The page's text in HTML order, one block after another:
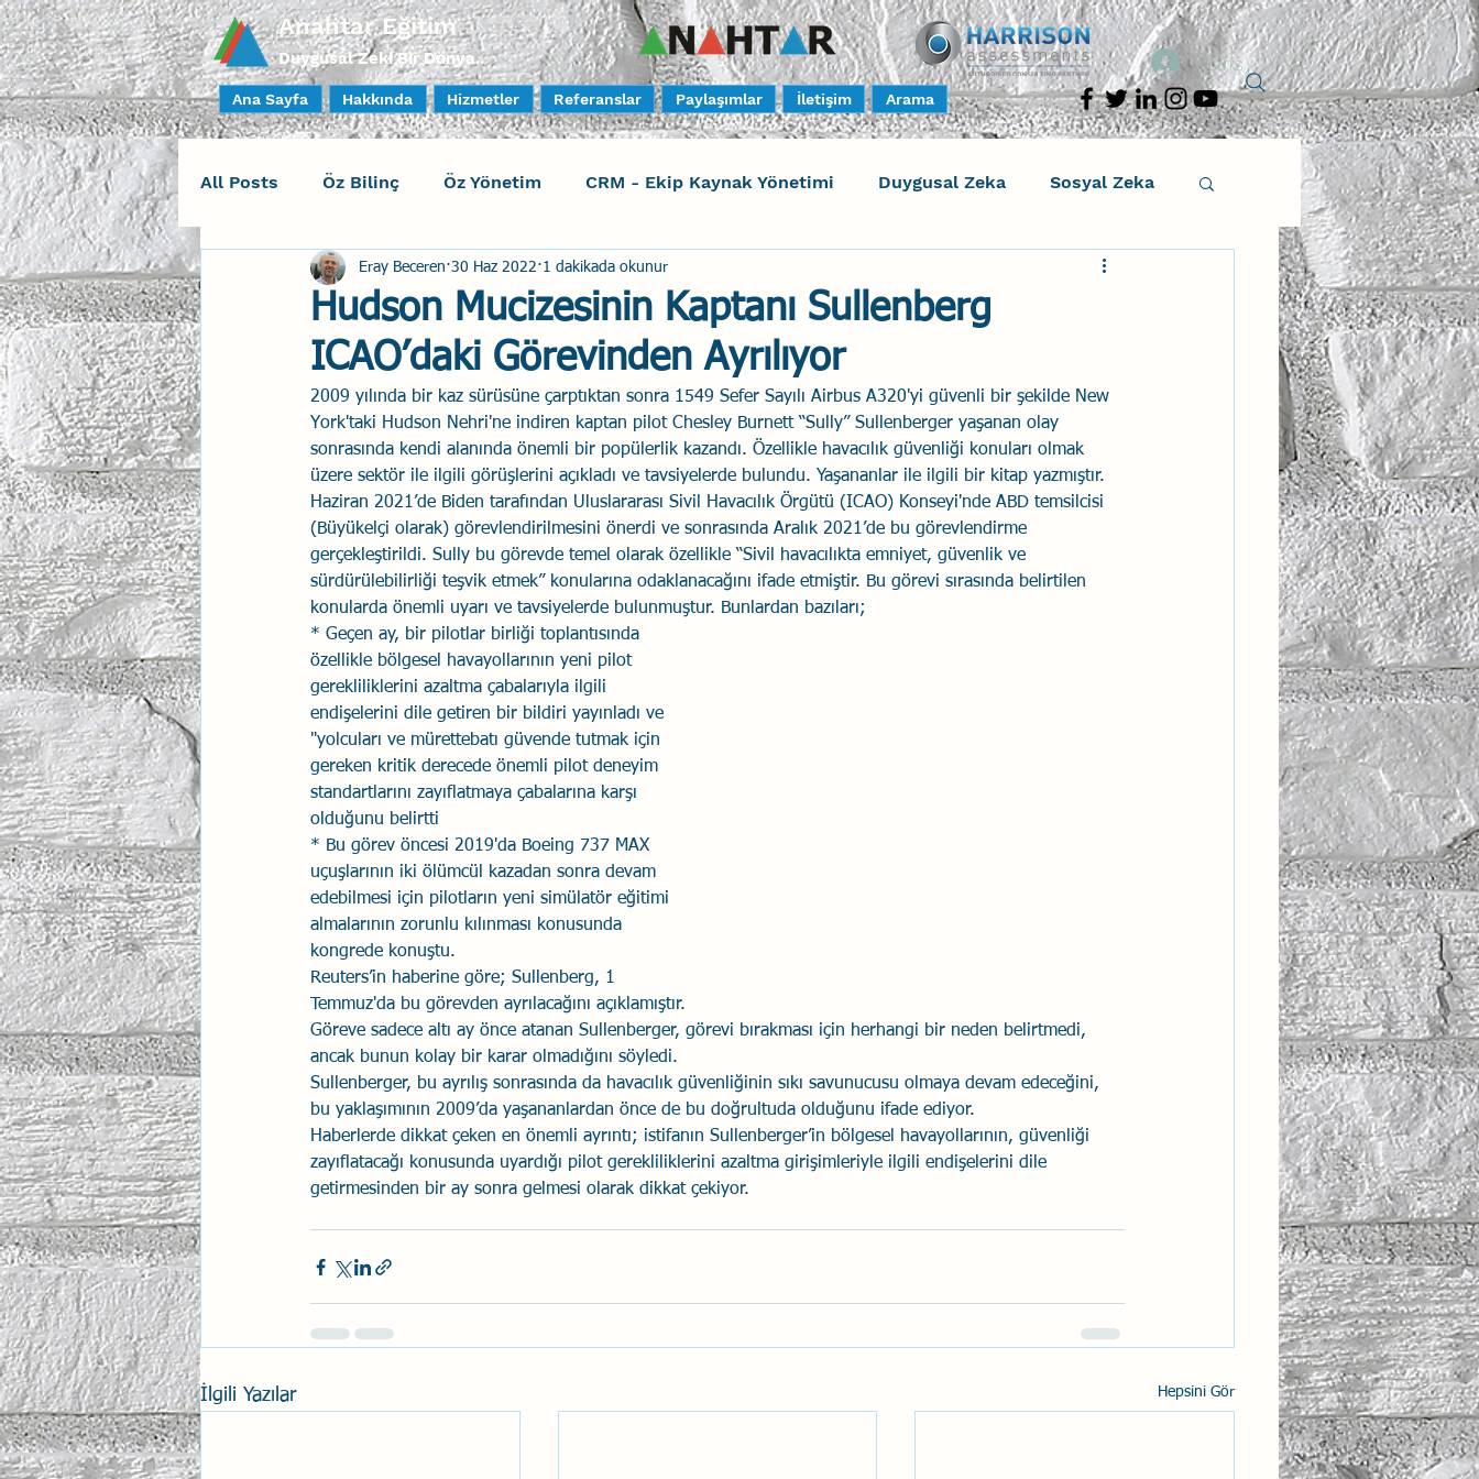
Anahtar Eğitim
Duygusal Zeki Bir Dünya..
Ana Sayfa Hakkında Hizmetler Referanslar Paylaşımlar İletişim Arama
Giriş
All Posts Öz Bilinç Öz Yönetim CRM - Ekip Kaynak Yönetimi Duygusal Zeka Sosyal Zeka
Sosyal Bilinç İlişki Yönetimi Harrison Assessments
Yaratıcı Drama İnsan Faktörleri - Human Factors Güvenli Davranış
Duygusal Zeka Koçluğu Uçak Kazaları Sosyal Zekâ Eğiticinin Eğitimi Liderlik
İlişki Yönetimi Sun Tzu Savaş Sanatı Wellbeing İlişki Yönetimi Bağlantısal Bütünsellik
Psikolojik Güvenlik Havacılık Eğitimler
Hudson Mucizesinin Kaptanı Sullenberg
ICAO’daki Görevinden Ayrılıyor
Eray Beceren 30 Haz 2022 1 dakikada okunur
2009 yılında bir kaz sürüsüne çarptıktan sonra 1549 Sefer Sayılı Airbus A320'yi güvenli bir şekilde New
York'taki Hudson Nehri'ne indiren kaptan pilot Chesley Burnett “Sully” Sullenberger yaşanan olay
sonrasında kendi alanında önemli bir popülerlik kazandı. Özellikle havacılık güvenliği konuları olmak
üzere sektör ile ilgili görüşlerini açıkladı ve tavsiyelerde bulundu. Yaşananlar ile ilgili bir kitap yazmıştır.
Haziran 2021’de Biden tarafından Uluslararası Sivil Havacılık Örgütü (ICAO) Konseyi'nde ABD temsilcisi
(Büyükelçi olarak) görevlendirilmesini önerdi ve sonrasında Aralık 2021’de bu görevlendirme
gerçekleştirildi. Sully bu görevde temel olarak özellikle “Sivil havacılıkta emniyet, güvenlik ve
sürdürülebilirliği teşvik etmek” konularına odaklanacağını ifade etmiştir. Bu görevi sırasında belirtilen
konularda önemli uyarı ve tavsiyelerde bulunmuştur. Bunlardan bazıları;
* Geçen ay, bir pilotlar birliği toplantısında
özellikle bölgesel havayollarının yeni pilot
gerekliliklerini azaltma çabalarıyla ilgili
endişelerini dile getiren bir bildiri yayınladı ve
"yolcuları ve mürettebatı güvende tutmak için
gereken kritik derecede önemli pilot deneyim
standartlarını zayıflatmaya çabalarına karşı
olduğunu belirtti
* Bu görev öncesi 2019'da Boeing 737 MAX
uçuşlarının iki ölümcül kazadan sonra devam
edebilmesi için pilotların yeni simülatör eğitimi
almalarının zorunlu kılınması konusunda
kongrede konuştu.
Reuters’in haberine göre; Sullenberg, 1
Temmuz'da bu görevden ayrılacağını açıklamıştır.
Göreve sadece altı ay önce atanan Sullenberger, görevi bırakması için herhangi bir neden belirtmedi,
ancak bunun kolay bir karar olmadığını söyledi.
Sullenberger, bu ayrılış sonrasında da havacılık güvenliğinin sıkı savunucusu olmaya devam edeceğini,
bu yaklaşımının 2009’da yaşananlardan önce de bu doğrultuda olduğunu ifade ediyor.
Haberlerde dikkat çeken en önemli ayrıntı; istifanın Sullenberger’in bölgesel havayollarının, güvenliği
zayıflatacağı konusunda uyardığı pilot gerekliliklerini azaltma girişimleriyle ilgili endişelerini dile
getirmesinden bir ay sonra gelmesi olarak dikkat çekiyor.
İlgili Yazılar Hepsini Gör